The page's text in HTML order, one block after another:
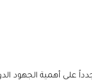
على أهمية الجهود